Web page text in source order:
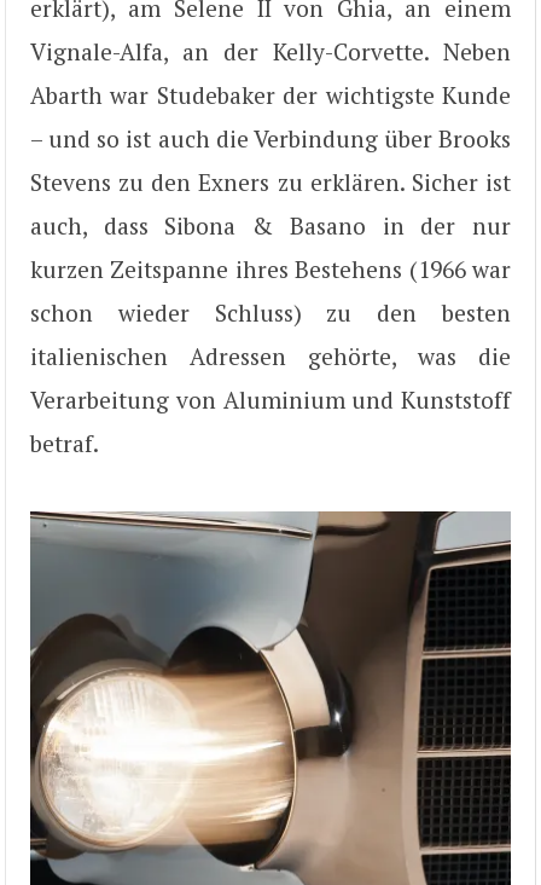
erklärt), am Selene II von Ghia, an einem
Vignale-Alfa, an der Kelly-Corvette. Neben
Abarth war Studebaker der wichtigste Kunde
– und so ist auch die Verbindung über Brooks
Stevens zu den Exners zu erklären. Sicher ist
auch, dass Sibona & Basano in der nur
kurzen Zeitspanne ihres Bestehens (1966 war
schon wieder Schluss) zu den besten
italienischen Adressen gehörte, was die
Verarbeitung von Aluminium und Kunststoff
betraf.